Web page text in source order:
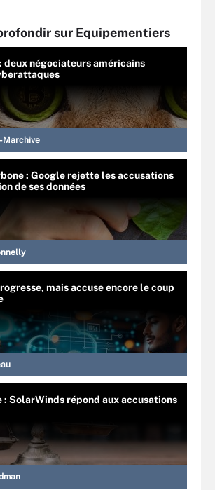
sur Equipementiers
deux négociateurs américains
Marchive
: Google rejette les accusations
de ses données
mais accuse encore le coup
SolarWinds répond aux accusations